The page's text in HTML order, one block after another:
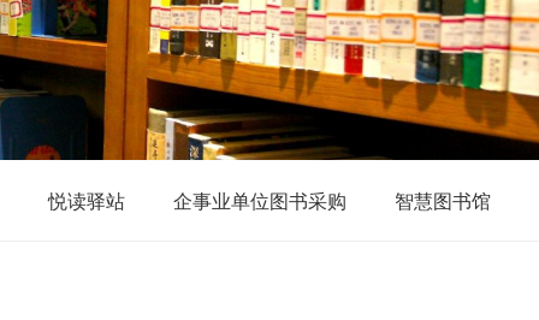
悦读驿站 企事业单位图书采购 智慧图书馆